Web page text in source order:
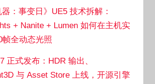
器：事变日》UE5 技术拆解：
+ Nanite + Lumen 如何在主机实
帧全动态光照
正式发布：HDR 输出、
与 Asset Store 上线，开源引擎